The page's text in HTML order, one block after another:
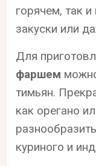
горячем, так
закуски или
Для
фаршем
тимьян.
как орегано
куриного и